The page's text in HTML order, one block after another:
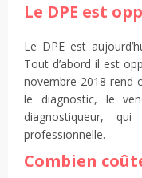
Le DPE est
Le DPE est
Tout d’abord il est
novembre 2018 rend
le diagnostic, le
diagnostiqueur,
professionnelle.
Combien